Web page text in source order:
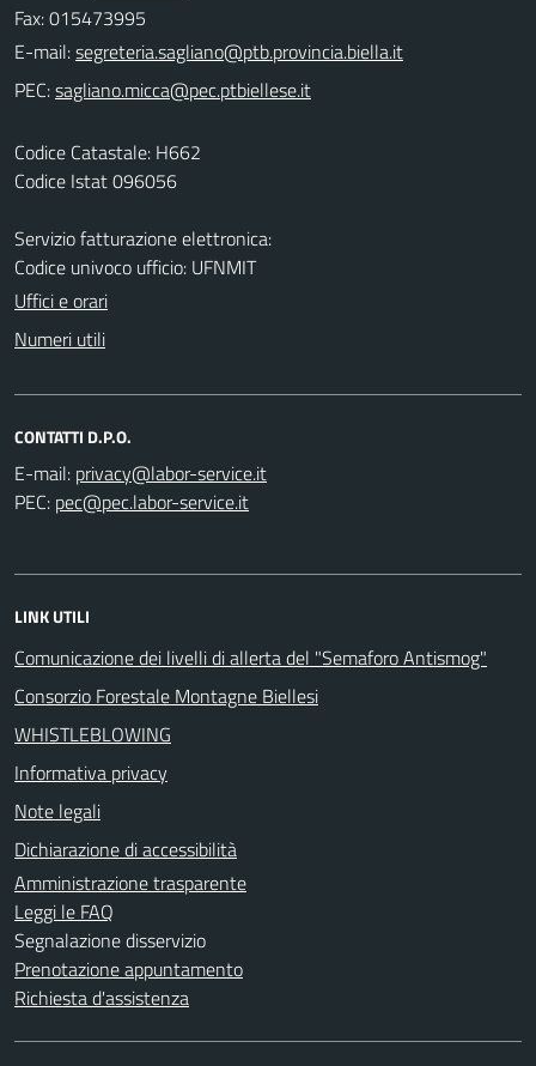
Fax: 015473995
E-mail:
PEC:
Codice Catastale: H662
Codice Istat 096056
Servizio fatturazione elettronica:
Codice univoco ufficio: UFNMIT
Uffici e orari
Numeri utili
CONTATTI D.P.O.
E-mail:
PEC:
LINK UTILI
Comunicazione dei livelli di allerta del "Semaforo Antismog"
Consorzio Forestale Montagne Biellesi
WHISTLEBLOWING
Informativa privacy
Note legali
Dichiarazione di accessibilità
Amministrazione trasparente
Leggi le FAQ
Segnalazione disservizio
Prenotazione appuntamento
Richiesta d'assistenza